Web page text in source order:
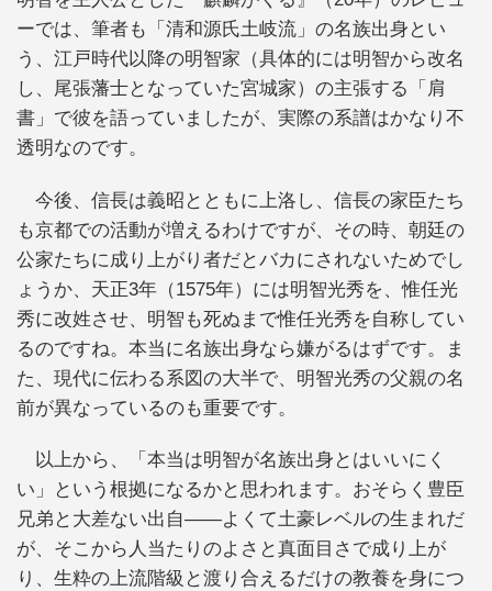
ーでは、筆者も「清和源氏土岐流」の名族出身とい
う、江戸時代以降の明智家（具体的には明智から改名
し、尾張藩士となっていた宮城家）の主張する「肩
書」で彼を語っていましたが、実際の系譜はかなり不
透明なのです。
今後、信長は義昭とともに上洛し、信長の家臣たち
も京都での活動が増えるわけですが、その時、朝廷の
公家たちに成り上がり者だとバカにされないためでし
ょうか、天正3年（1575年）には明智光秀を、惟任光
秀に改姓させ、明智も死ぬまで惟任光秀を自称してい
るのですね。本当に名族出身なら嫌がるはずです。ま
た、現代に伝わる系図の大半で、明智光秀の父親の名
前が異なっているのも重要です。
以上から、「本当は明智が名族出身とはいいにく
い」という根拠になるかと思われます。おそらく豊臣
兄弟と大差ない出自――よくて土豪レベルの生まれだ
が、そこから人当たりのよさと真面目さで成り上が
り、生粋の上流階級と渡り合えるだけの教養を身につ